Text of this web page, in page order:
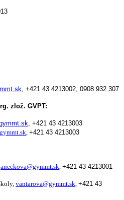
, +421 43 4213002, 0908 932 307
zlož. GVPT:
, +421 43 4213003
, +421 43 4213003
, +421 43 4213001
vantarova@gymmt.sk, +421 43